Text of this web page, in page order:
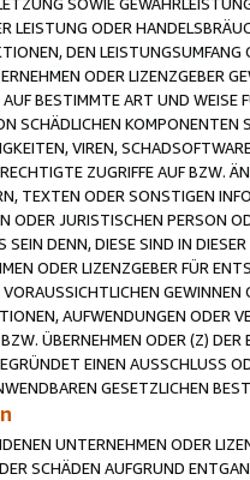
LEISTUNG ODER
DEN
ODER LIZENZGEBER
BESTIMMTE ART UND
SCHÄDLICHEN
VIREN,
ZUGRIFFE AUF BZW.
TEXTEN ODER SONSTIGEN
ODER JURISTISCHEN PERSON
DENN, DIESE SIND IN
ODER LIZENZGEBER FÜR
AUFWENDUNGEN ODER
ÜBERNEHMEN ODER (Z)
EINEN AUSSCHLUSS
GESETZLICHEN
UNTERNEHMEN ODER
SCHÄDEN AUFGRUND